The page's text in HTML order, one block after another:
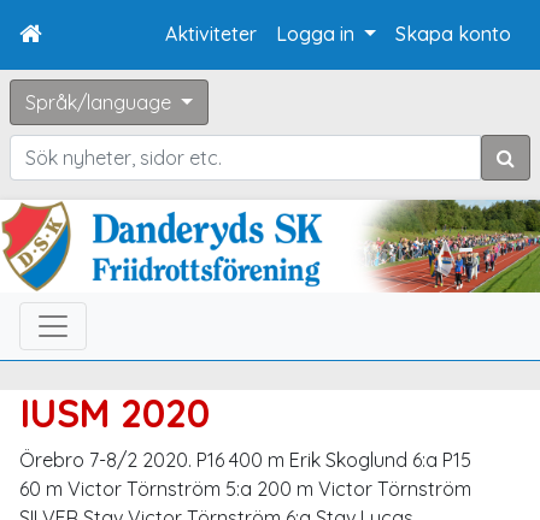
Aktiviteter Logga in Skapa konto
Språk/language
Sök
IUSM 2020
Örebro 7-8/2 2020. P16 400 m Erik Skoglund 6:a P15
60 m Victor Törnström 5:a 200 m Victor Törnström